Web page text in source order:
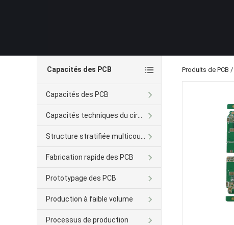
Produits de PCB /
Capacités des PCB
Capacités des PCB
Fabrication rapide des PCB
Prototypage des PCB
Production à faible volume
Processus de production